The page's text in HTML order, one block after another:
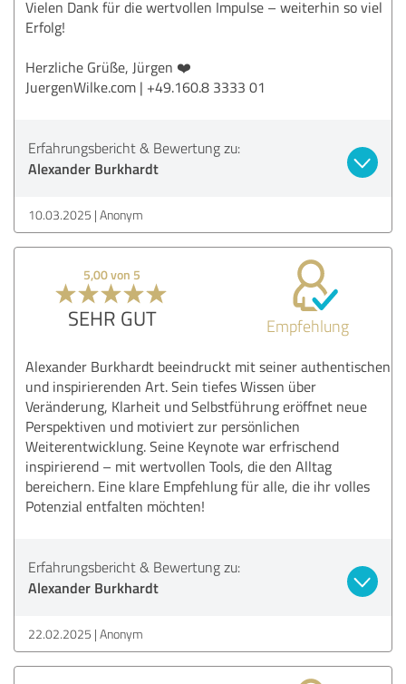
Vielen Dank für die wertvollen Impulse – weiterhin so viel
Erfolg!
Herzliche Grüße, Jürgen ❤️
JuergenWilke.com | +49.160.8 3333 01
Erfahrungsbericht & Bewertung zu:
Alexander Burkhardt
10.03.2025 Anonym
5,00 von 5
SEHR GUT Empfehlung
Alexander Burkhardt beeindruckt mit seiner authentischen
und inspirierenden Art. Sein tiefes Wissen über
Veränderung, Klarheit und Selbstführung eröffnet neue
Perspektiven und motiviert zur persönlichen
Weiterentwicklung. Seine Keynote war erfrischend
inspirierend – mit wertvollen Tools, die den Alltag
bereichern. Eine klare Empfehlung für alle, die ihr volles
Potenzial entfalten möchten!
Erfahrungsbericht & Bewertung zu:
Alexander Burkhardt
22.02.2025 Anonym